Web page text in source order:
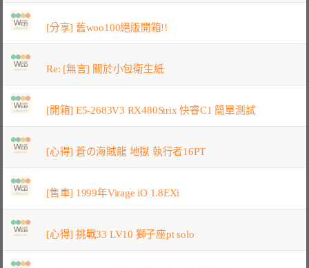
[分享] 舊woo100絕版開箱!!
Re: [無言] 關於小包衛生紙
[開箱] E5-2683V3 RX480Strix 快睿C1 簡單測試
[心得] 蒼の海賊龍 地獄 執行者16PT
[售車] 1999年Virage iO 1.8EXi
[心得] 挑戰33 LV10 獅子座pt solo